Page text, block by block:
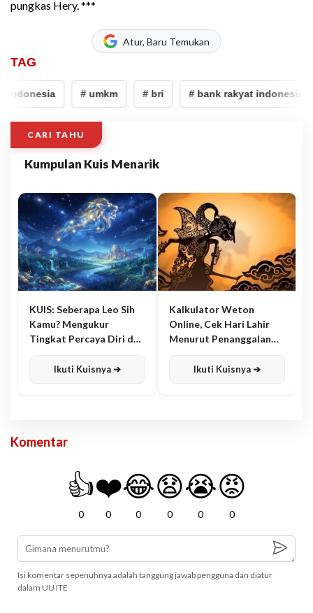
pungkas Hery. ***
Atur, Baru Temukan
TAG
indonesia # umkm # bri # bank rakyat indonesia
CARI TAHU
Kumpulan Kuis Menarik
KUIS: Seberapa Leo Sih
Kamu? Mengukur
Tingkat Percaya Diri dan
Ikuti Kuisnya ➔
Kalkulator Weton
Online, Cek Hari Lahir
Menurut Penanggalan
Ikuti Kuisnya ➔
Komentar
👍
0
❤️
0
😂
0
😧
0
😭
0
😡
0
Isi komentar sepenuhnya adalah tanggung jawab pengguna dan diatur
dalam UU ITE